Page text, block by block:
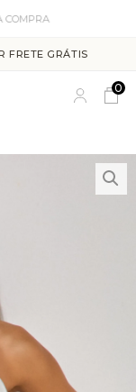
FRETE GRÁTIS
0